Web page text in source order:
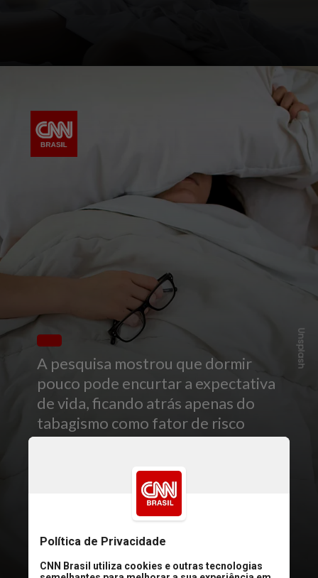
A pesquisa mostrou que dormir
pouco pode encurtar a expectativa
de vida, ficando atrás apenas do
tabagismo como fator de risco
Unsplash